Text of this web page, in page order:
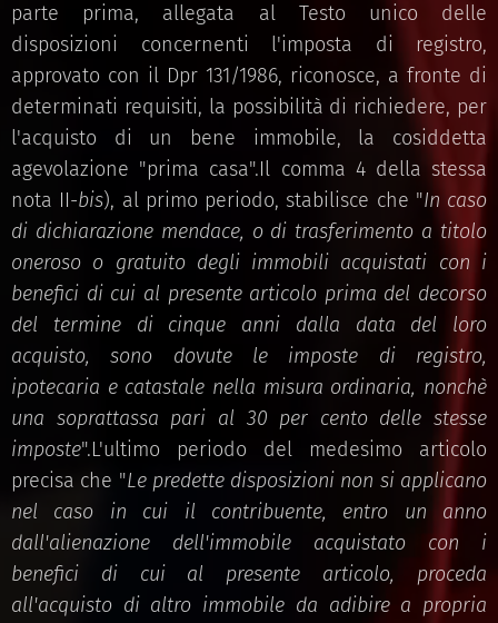
parte prima, allegata al Testo unico delle
disposizioni concernenti l'imposta di registro,
approvato con il Dpr 131/1986, riconosce, a fronte di
determinati requisiti, la possibilità di richiedere, per
l'acquisto di un bene immobile, la cosiddetta
agevolazione "prima casa".Il comma 4 della stessa
nota II-bis), al primo periodo, stabilisce che "In caso
di dichiarazione mendace, o di trasferimento a titolo
oneroso o gratuito degli immobili acquistati con i
benefici di cui al presente articolo prima del decorso
del termine di cinque anni dalla data del loro
acquisto, sono dovute le imposte di registro,
ipotecaria e catastale nella misura ordinaria, nonchè
una soprattassa pari al 30 per cento delle stesse
imposte".L'ultimo periodo del medesimo articolo
precisa che "Le predette disposizioni non si applicano
nel caso in cui il contribuente, entro un anno
dall'alienazione dell'immobile acquistato con i
benefici di cui al presente articolo, proceda
all'acquisto di altro immobile da adibire a propria